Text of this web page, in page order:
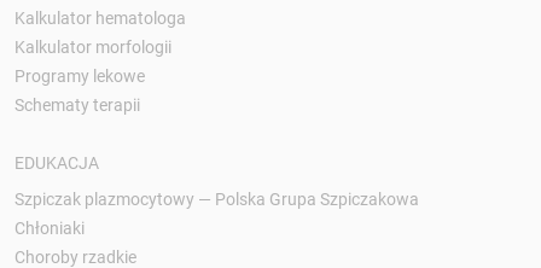
Kalkulator hematologa
Kalkulator morfologii
Programy lekowe
Schematy terapii
EDUKACJA
Szpiczak plazmocytowy — Polska Grupa Szpiczakowa
Chłoniaki
Choroby rzadkie